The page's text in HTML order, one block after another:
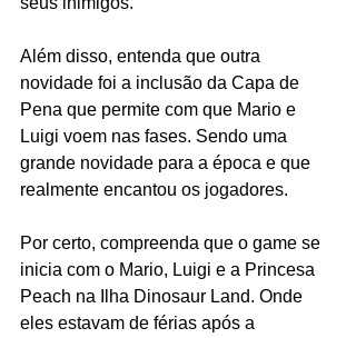
Além disso, entenda que outra
novidade foi a inclusão da Capa de
Pena que permite com que Mario e
Luigi voem nas fases. Sendo uma
grande novidade para a época e que
realmente encantou os jogadores.
Por certo, compreenda que o game se
inicia com o Mario, Luigi e a Princesa
Peach na Ilha Dinosaur Land. Onde
eles estavam de férias após a